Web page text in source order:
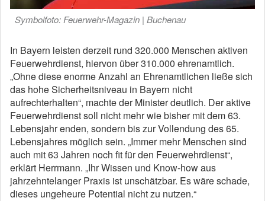
Symbolfoto: Feuerwehr-Magazin | Buchenau
In Bayern leisten derzeit rund 320.000 Menschen aktiven
Feuerwehrdienst, hiervon über 310.000 ehrenamtlich.
„Ohne diese enorme Anzahl an Ehrenamtlichen ließe sich
das hohe Sicherheitsniveau in Bayern nicht
aufrechterhalten“, machte der Minister deutlich. Der aktive
Feuerwehrdienst soll nicht mehr wie bisher mit dem 63.
Lebensjahr enden, sondern bis zur Vollendung des 65.
Lebensjahres möglich sein. „Immer mehr Menschen sind
auch mit 63 Jahren noch fit für den Feuerwehrdienst“,
erklärt Herrmann. „Ihr Wissen und Know-how aus
jahrzehntelanger Praxis ist unschätzbar. Es wäre schade,
dieses ungeheure Potential nicht zu nutzen.“